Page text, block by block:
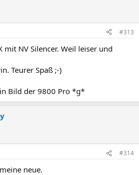
#313
mit NV Silencer. Weil leiser und
Teurer Spaß ;-)
Bild der 9800 Pro *g*
#314
neue.